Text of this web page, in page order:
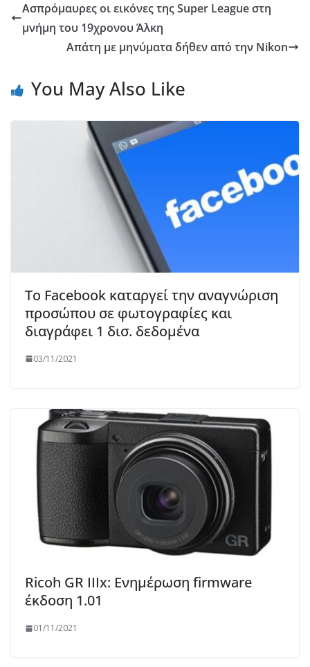
Ασπρόμαυρες οι εικόνες της Super League στη
μνήμη του 19χρονου Άλκη
Απάτη με μηνύματα δήθεν από την Nikon
You May Also Like
Το Facebook καταργεί την αναγνώριση
προσώπου σε φωτογραφίες και
διαγράφει 1 δισ. δεδομένα
03/11/2021
Ricoh GR IIIx: Ενημέρωση firmware
έκδοση 1.01
01/11/2021